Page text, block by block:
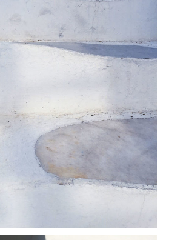
Ascension